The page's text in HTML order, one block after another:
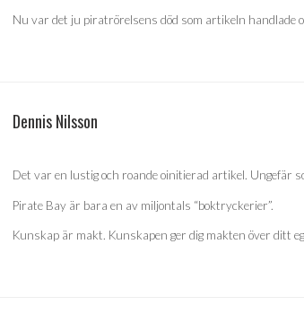
Nu var det ju piratrörelsens död som artikeln handlade
Dennis Nilsson
Det var en lustig och roande oinitierad artikel. Ungefär
Pirate Bay är bara en av miljontals “boktryckerier”.
Kunskap är makt. Kunskapen ger dig makten över ditt